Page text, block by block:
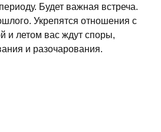
Будет важная встреча.
Укрепятся отношения с
и летом вас ждут споры,
и разочарования.